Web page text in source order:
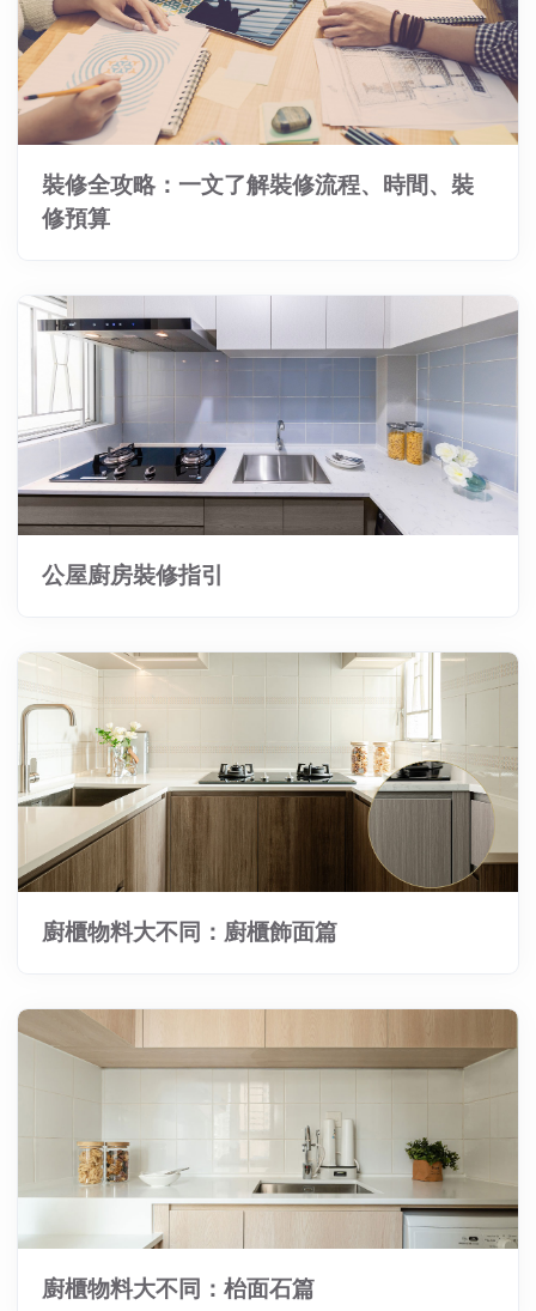
裝修全攻略：一文了解裝修流程、時間、裝
修預算
公屋廚房裝修指引
廚櫃物料大不同：廚櫃飾面篇
廚櫃物料大不同：枱面石篇